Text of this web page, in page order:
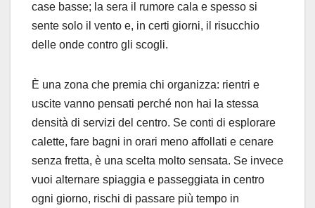
case basse; la sera il rumore cala e spesso si
sente solo il vento e, in certi giorni, il risucchio
delle onde contro gli scogli.
È una zona che premia chi organizza: rientri e
uscite vanno pensati perché non hai la stessa
densità di servizi del centro. Se conti di esplorare
calette, fare bagni in orari meno affollati e cenare
senza fretta, è una scelta molto sensata. Se invece
vuoi alternare spiaggia e passeggiata in centro
ogni giorno, rischi di passare più tempo in